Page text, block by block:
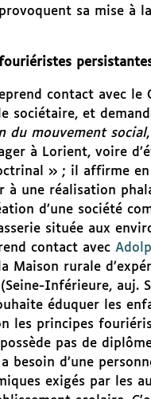
sa mise à
contact avec le
sociétaire, et
du mouvement social
à Lorient, voire
» ; il affirme en
à une réalisation
d’une société
située aux
contact avec
Maison rurale
Inférieure, auj.
éduquer les
les principes
pas de
besoin d’une
exigés par les